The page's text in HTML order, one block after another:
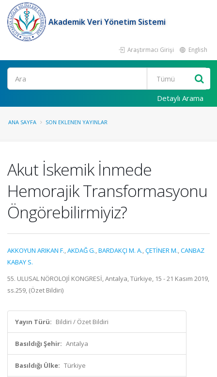
Akademik Veri Yönetim Sistemi
Araştırmacı Girişi English
Ara
Detaylı Arama
ANA SAYFA SON EKLENEN YAYINLAR
Akut İskemik İnmede
Hemorajik Transformasyonu
Öngörebilirmiyiz?
AKKOYUN ARIKAN F.,AKDAĞ G.,BARDAKÇI M. A.,ÇETİNER M.,CANBAZ
KABAY S.
55. ULUSAL NÖROLOJİ KONGRESİ, Antalya, Türkiye, 15 - 21 Kasım 2019,
ss.259, (Özet Bildiri)
Yayın Türü: Bildiri / Özet Bildiri
Basıldığı Şehir: Antalya
Basıldığı Ülke: Türkiye